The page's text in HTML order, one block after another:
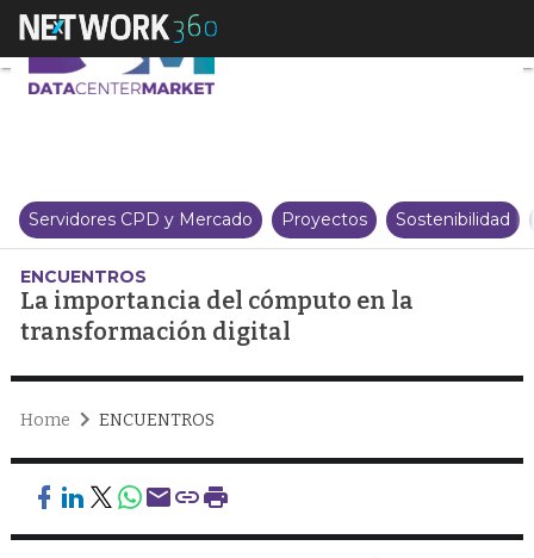
La importancia del cómputo
Servidores CPD y Mercado Proyectos Sostenibilidad
ENCUENTROS
La importancia del cómputo en la
transformación digital
Home ENCUENTROS